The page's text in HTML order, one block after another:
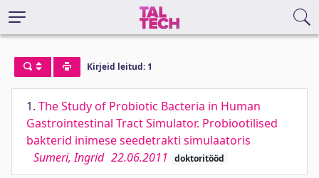
Kirjeid leitud: 1
1. The Study of Probiotic Bacteria in Human
Gastrointestinal Tract Simulator. Probiootilised
bakterid inimese seedetrakti simulaatoris
Sumeri, Ingrid 22.06.2011 doktoritööd